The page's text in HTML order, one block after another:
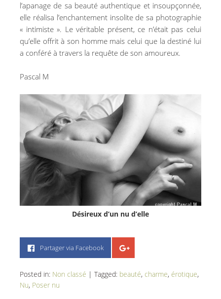
l’apanage de sa beauté authentique et insoupçonnée,
elle réalisa l’enchantement insolite de sa photographie
« intimiste ». Le véritable présent, ce n’était pas celui
qu’elle offrit à son homme mais celui que la destiné lui
a conféré à travers la requête de son amoureux.
Pascal M
Désireux d’un nu d’elle
Partager via Facebook
Posted in: Non classé | Tagged: beauté, charme, érotique,
Nu, Poser nu